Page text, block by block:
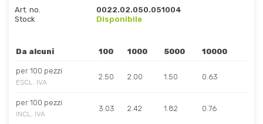
Art. no.
0022.02.050.051004
Stock
Disponibile
Da alcuni 100 1000 5000 10000
per 100 pezzi
ESCL. IVA
2.50 2.00 1.50 0.63
per 100 pezzi
INCL. IVA
3.03 2.42 1.82 0.76